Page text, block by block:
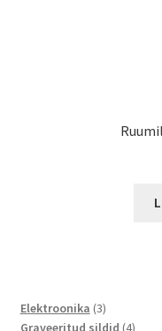
Elektroonika 33
toodet
Graveeritud sildid 44